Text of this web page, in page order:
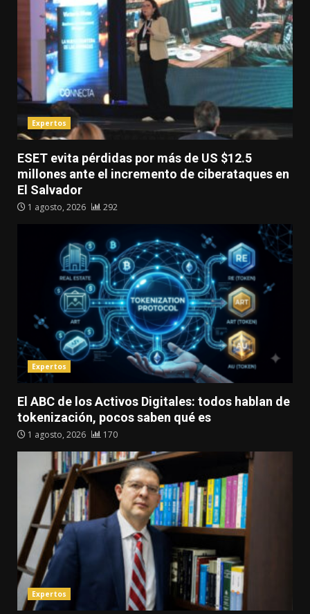
Expertos
ESET evita pérdidas por más de US $12.5
millones ante el incremento de ciberataques en
El Salvador
1 agosto, 2026 292
Expertos
El ABC de los Activos Digitales: todos hablan de
tokenización, pocos saben qué es
1 agosto, 2026 170
Expertos